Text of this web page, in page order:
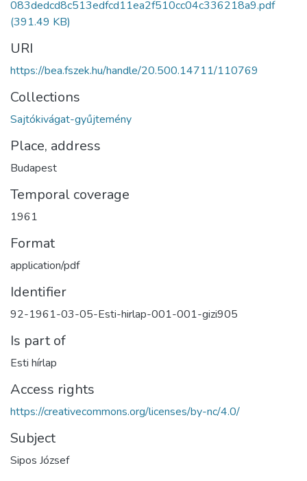
083dedcd8c513edfcd11ea2f510cc04c336218a9.pdf
(391.49 KB)
URI
https://bea.fszek.hu/handle/20.500.14711/110769
Collections
Sajtókivágat-gyűjtemény
Place, address
Budapest
Temporal coverage
1961
Format
application/pdf
Identifier
92-1961-03-05-Esti-hirlap-001-001-gizi905
Is part of
Esti hírlap
Access rights
https://creativecommons.org/licenses/by-nc/4.0/
Subject
Sipos József